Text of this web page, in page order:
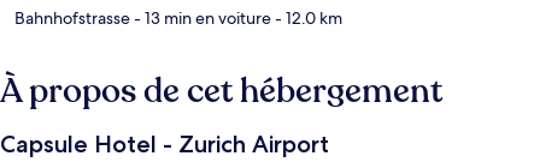
Bahnhofstrasse- 13 min en voiture- 12.0 km
À propos de cet hébergement
Capsule Hotel - Zurich Airport